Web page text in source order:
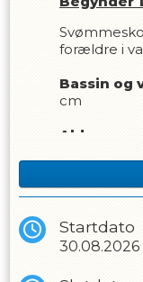
forældre i
Bassin og
cm
Der er
holdet.
svømning
Startdato
30.08.2026